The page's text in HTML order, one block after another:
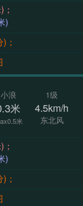
；
)
；
小浪
米
米
1级
4.5km/h
东北风
；
)
；